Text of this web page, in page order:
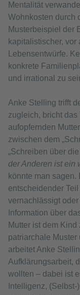
Mentalität
Wohnkosten durch
Musterbeispiel der
kapitalistischer,
Lebensentwürfe.
konkrete
und irrational zu
Anke Stelling trifft
zugleich, bricht
aufopfernden
zwischen dem
„Schreiben über
der Anderen ist ein
könnte man sagen.
entscheidender
vernachlässigt
Information über
Mutter ist dem
patriarchale
arbeitet Anke
Aufklärungsarbeit,
wollten – dabei ist
Intelligenz,